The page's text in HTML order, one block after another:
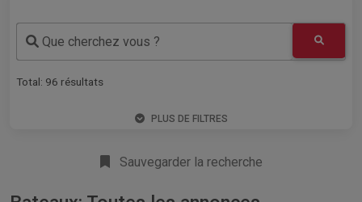
Que cherchez vous ?
Total: 96 résultats
PLUS DE FILTRES
Sauvegarder la recherche